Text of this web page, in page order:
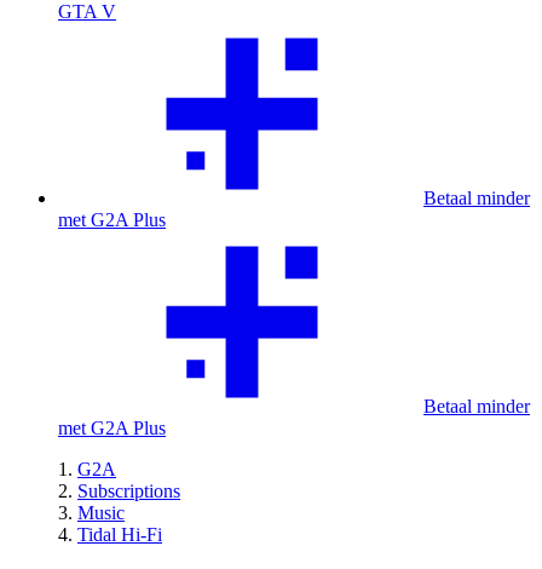
GTA V
Betaal minder
met G2A Plus
Betaal minder
met G2A Plus
G2A
Subscriptions
Music
Tidal Hi-Fi